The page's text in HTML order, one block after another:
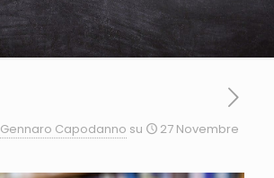
Gennaro Capodanno su
27 Novembre